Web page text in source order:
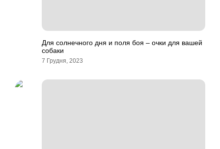
Для солнечного дня и поля боя – очки для вашей
собаки
7 Грудня, 2023